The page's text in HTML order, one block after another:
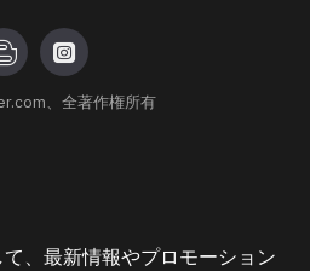
、全著作権所有
、最新情報やプロモーション